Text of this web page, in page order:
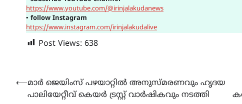
https://www.youtube.com/@irinjalakudanews
▪ follow Instagram
https://www.instagram.com/irinjalakudalive
Post Views: 638
Post
navigation
⟵മാർ ജെയിംസ് പഴയാറ്റിൽ അനുസ്മരണവും ഹൃദയ
പാലിയേറ്റീവ് കെയർ ട്രസ്റ്റ് വാർഷികവും നടത്തി